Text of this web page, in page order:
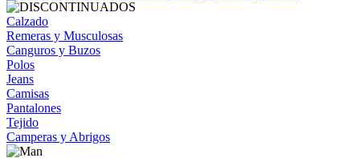
Calzado
Remeras y Musculosas
Canguros y Buzos
Polos
Jeans
Camisas
Pantalones
Tejido
Camperas y Abrigos